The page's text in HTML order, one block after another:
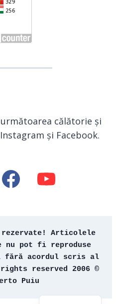
călătorie și
și Facebook.
Articolele
nu pot fi reproduse
acordul scris al
reserved 2006 ©
Puiu